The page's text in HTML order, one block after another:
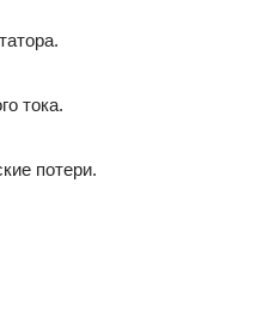
тока.
потери.